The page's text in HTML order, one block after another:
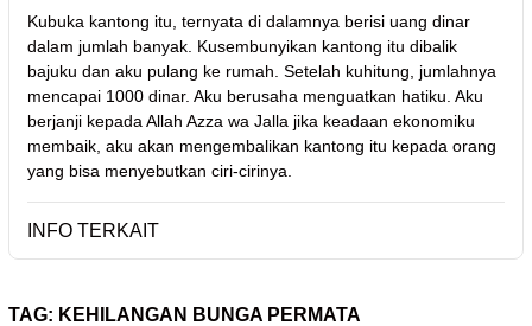
Kubuka kantong itu, ternyata di dalamnya berisi uang dinar
dalam jumlah banyak. Kusembunyikan kantong itu dibalik
bajuku dan aku pulang ke rumah. Setelah kuhitung, jumlahnya
mencapai 1000 dinar. Aku berusaha menguatkan hatiku. Aku
berjanji kepada Allah Azza wa Jalla jika keadaan ekonomiku
membaik, aku akan mengembalikan kantong itu kepada orang
yang bisa menyebutkan ciri-cirinya.
INFO TERKAIT
TAG: KEHILANGAN BUNGA PERMATA